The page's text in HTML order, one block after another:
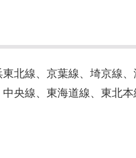
東北線、京葉線、埼京線
央線、東海道線、東北